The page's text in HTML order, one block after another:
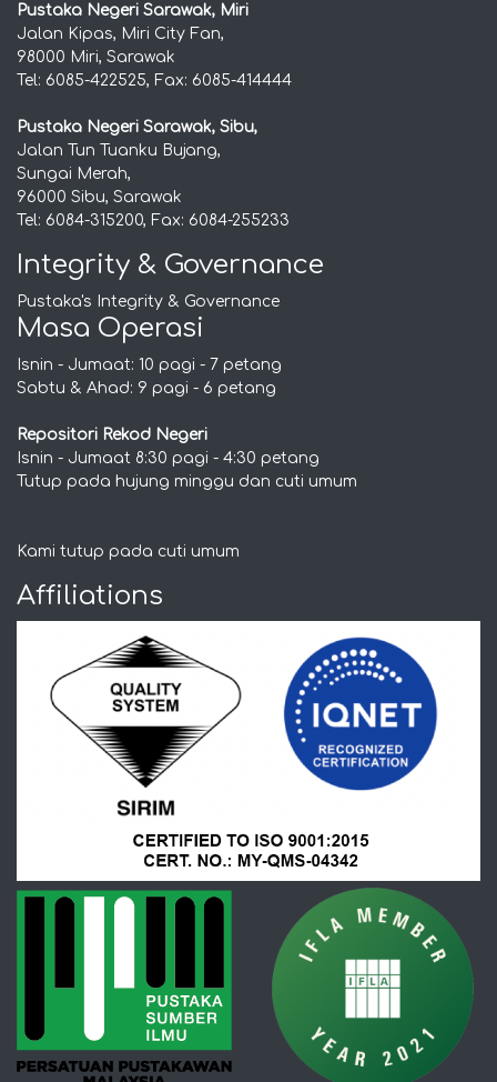
Pustaka Negeri Sarawak, Miri
Jalan Kipas, Miri City Fan,
98000 Miri, Sarawak
Tel: 6085-422525, Fax: 6085-414444
Pustaka Negeri Sarawak, Sibu,
Jalan Tun Tuanku Bujang,
Sungai Merah,
96000 Sibu, Sarawak
Tel: 6084-315200, Fax: 6084-255233
Integrity & Governance
Pustaka's Integrity & Governance
Masa Operasi
Isnin - Jumaat: 10 pagi - 7 petang
Sabtu & Ahad: 9 pagi - 6 petang
Repositori Rekod Negeri
Isnin - Jumaat 8:30 pagi - 4:30 petang
Tutup pada hujung minggu dan cuti umum
Kami tutup pada cuti umum
Affiliations